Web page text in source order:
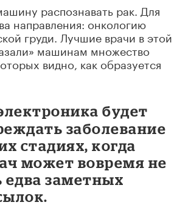
распознавать рак. Для
направления: онкологию
груди. Лучшие врачи в этой
машинам множество
видно, как образуется
будет
заболевание
стадиях, когда
может вовремя не
едва заметных